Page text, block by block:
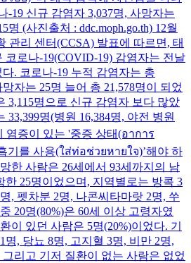
-19 신규 감염자 3,037명, 사망자는
명 (사진출처 : ddc.moph.go.th) 12월
관리 센터(CCSA) 발표에 따르면, 태
코로나-19(COVID-19) 감염자는 전날
. 코로나-19 누적 감염자는 총
자는 25명 늘어 총 21,578명이 되었
3,115명으로 신규 감염자 보다 많았
33,399명(병원 16,384명, 야전 병원
염증이 있는 '중증 상태(อาการ
기를 사용(ใส่ท่อช่วยหายใจ)’해야 하
한 사람은 26세에서 93세까지의 남
한 25명이었으며, 지역별로는 방콕 3
, 펫차분 2명, 나콘씨타마랏 2명, 쑤
20명(80%)은 60세 이상 고령자였
이 있던 사람은 5명(20%)이었다. 기
명, 당뇨 8명, 고지혈 3명, 비만 2명,
리고 기저 질환이 없는 사람은 없었